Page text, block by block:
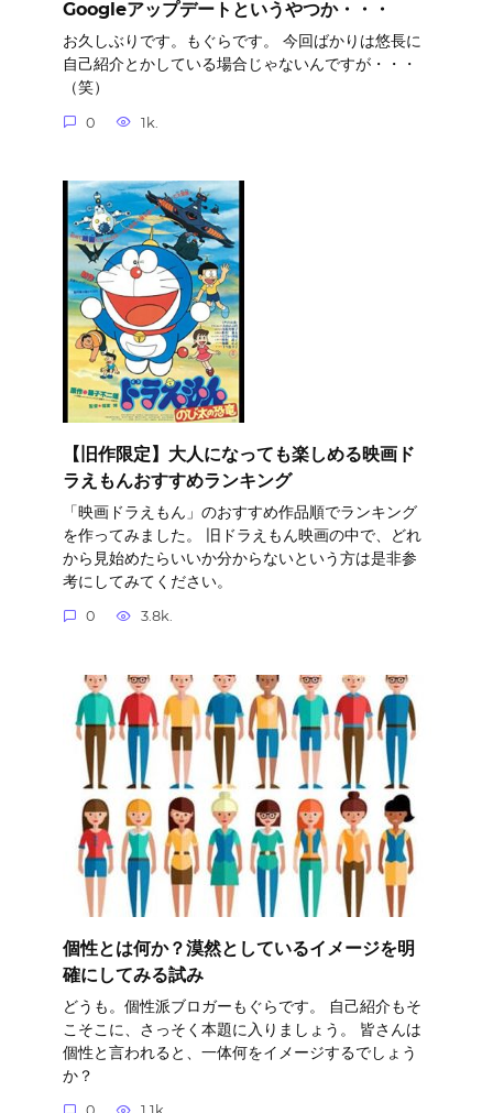
Googleアップデートというやつか・・・
お久しぶりです。もぐらです。 今回ばかりは悠長に
自己紹介とかしている場合じゃないんですが・・・
（笑）
0 1k.
【旧作限定】大人になっても楽しめる映画ド
ラえもんおすすめランキング
「映画ドラえもん」のおすすめ作品順でランキング
を作ってみました。 旧ドラえもん映画の中で、どれ
から見始めたらいいか分からないという方は是非参
考にしてみてください。
0 3.8k.
個性とは何か？漠然としているイメージを明
確にしてみる試み
どうも。個性派ブロガーもぐらです。 自己紹介もそ
こそこに、さっそく本題に入りましょう。 皆さんは
個性と言われると、一体何をイメージするでしょう
か？